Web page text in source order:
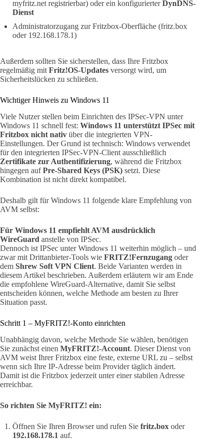
myfritz.net registrierbar) oder ein konfigurierterDynDNS-
Dienst
Administratorzugang zur Fritzbox-Oberfläche (fritz.box
oder 192.168.178.1)
Außerdem sollten Sie sicherstellen, dass Ihre Fritzbox
regelmäßig mit Fritz!OS-Updates versorgt wird, um
Sicherheitslücken zu schließen.
Wichtiger Hinweis zu Windows 11
Viele Nutzer stellen beim Einrichten des IPSec-VPN unter
Windows 11 schnell fest: Windows 11 unterstützt IPSec mit
Fritzbox nicht nativ über die integrierten VPN-
Einstellungen. Der Grund ist technisch: Windows verwendet
für den integrierten IPSec-VPN-Client ausschließlich
Zertifikate zur Authentifizierung, während die Fritzbox
hingegen aufPre-Shared Keys (PSK) setzt. Diese
Kombination ist nicht direkt kompatibel.
Deshalb gilt für Windows 11 folgende klare Empfehlung von
AVM selbst:
Für Windows 11 empfiehlt AVM ausdrücklich
WireGuard anstelle von IPSec.
Dennoch ist IPSec unter Windows 11 weiterhin möglich – und
zwar mit Drittanbieter-Tools wie FRITZ!Fernzugang oder
dem Shrew Soft VPN Client. Beide Varianten werden in
diesem Artikel beschrieben. Außerdem erläutern wir am Ende
die empfohlene WireGuard-Alternative, damit Sie selbst
entscheiden können, welche Methode am besten zu Ihrer
Situation passt.
Schritt 1 – MyFRITZ!-Konto einrichten
Unabhängig davon, welche Methode Sie wählen, benötigen
Sie zunächst einen MyFRITZ!-Account. Dieser Dienst von
AVM weist Ihrer Fritzbox eine feste, externe URL zu – selbst
wenn sich Ihre IP-Adresse beim Provider täglich ändert.
Damit ist die Fritzbox jederzeit unter einer stabilen Adresse
erreichbar.
So richten Sie MyFRITZ! ein:
Öffnen Sie Ihren Browser und rufen Sie fritz.box oder
192.168.178.1 auf.